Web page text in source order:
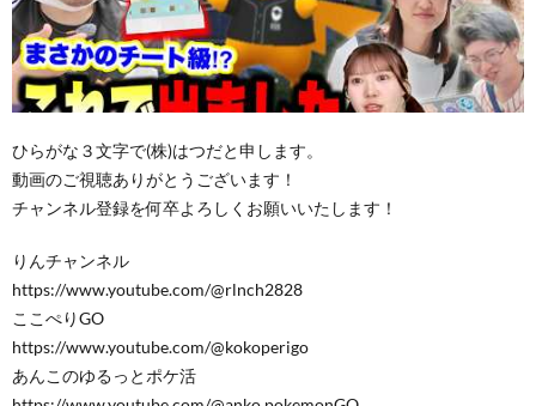
ひらがな３文字で(株)はつだと申します。
動画のご視聴ありがとうございます！
チャンネル登録を何卒よろしくお願いいたします！
りんチャンネル
https://www.youtube.com/@rlnch2828
ここぺりGO
https://www.youtube.com/@kokoperigo
あんこのゆるっとポケ活